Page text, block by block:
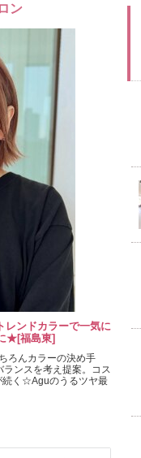
ン
レンドカラーで一気に
★[福島東]
ろんカラーの決め手
ランスを考え提案。コス
続く☆Aguのうるツヤ最